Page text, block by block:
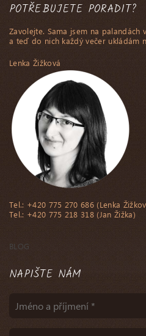
POTŘEBUJETE PORADIT?
Zavolejte. Sama jsem na palandách
a teď do nich každý večer ukládám
Lenka Žižková
Tel.: +420 775 270 686 (Lenka
Tel.: +420 775 218 318 (Jan Žižka)
BLOG
NAPIŠTE NÁM